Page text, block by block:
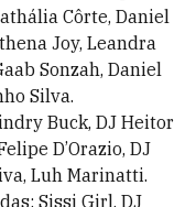
Côrte, Daniel
Joy, Leandra
Sonzah, Daniel
Silva.
Buck, DJ Heitor
D’Orazio, DJ
Luh Marinatti.
Sissi Girl, DJ